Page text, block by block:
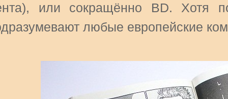
или сокращённо BD. Хотя
любые европейские